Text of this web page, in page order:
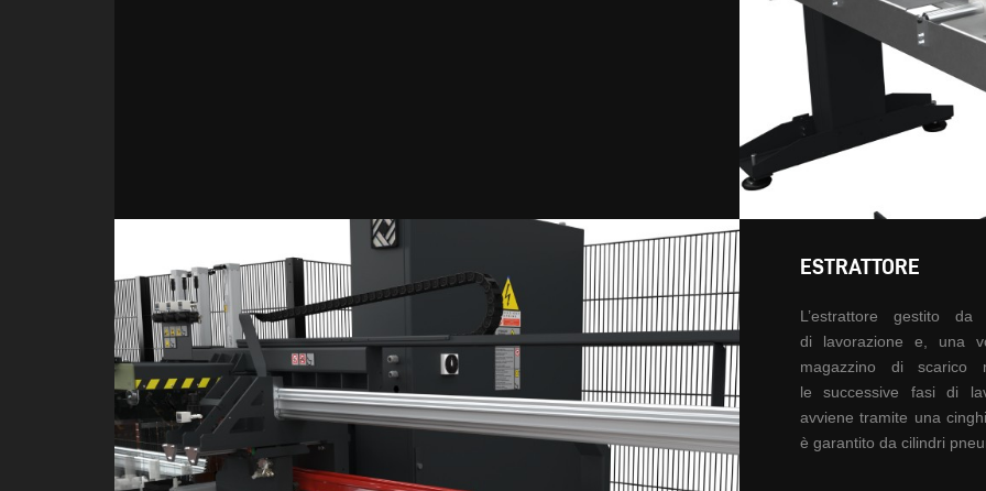
ESTRATTORE
L’estrattore gestito da
di lavorazione e, una
magazzino di scarico
le successive fasi di
avviene tramite una
è garantito da cilindri